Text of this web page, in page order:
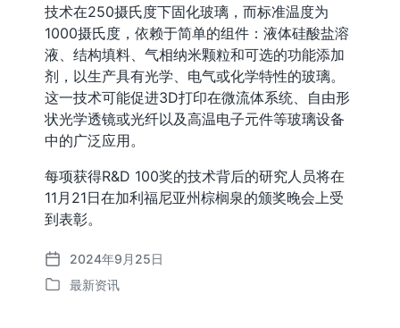
技术在250摄氏度下固化玻璃，而标准温度为
1000摄氏度，依赖于简单的组件：液体硅酸盐溶
液、结构填料、气相纳米颗粒和可选的功能添加
剂，以生产具有光学、电气或化学特性的玻璃。
这一技术可能促进3D打印在微流体系统、自由形
状光学透镜或光纤以及高温电子元件等玻璃设备
中的广泛应用。
每项获得R&D 100奖的技术背后的研究人员将在
11月21日在加利福尼亚州棕榈泉的颁奖晚会上受
到表彰。
发
布
2024年9月25日
发
最新资讯